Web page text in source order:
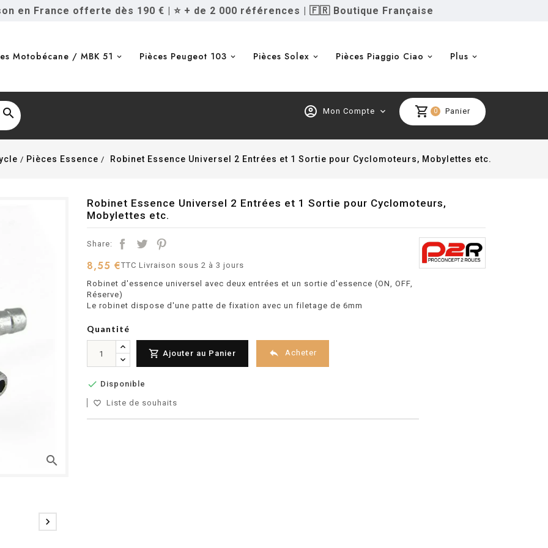
en France offerte dès 190 € | ⭐ + de 2 000 références | 🇫🇷 Boutique Française
Motobécane / MBK 51 Pièces Peugeot 103 Pièces Solex Pièces Piaggio Ciao Plus
 shopping_cart 0 Panier
account_circle Mon Compte expand_more
Pièces Essence Robinet Essence Universel 2 Entrées et 1 Sortie pour Cyclomoteurs, Mobylettes etc.
search

Robinet Essence Universel 2 Entrées et 1 Sortie pour Cyclomoteurs,
Mobylettes etc.
Share:
8,55 €TTC Livraison sous 2 à 3 jours
Robinet d'essence universel avec deux entrées et un sortie d'essence (ON, OFF,
Réserve)
Le robinet dispose d'une patte de fixation avec un filetage de 6mm
Quantité
 Ajouter au Panier  Acheter
 Disponible
favorite_border Liste de souhaits